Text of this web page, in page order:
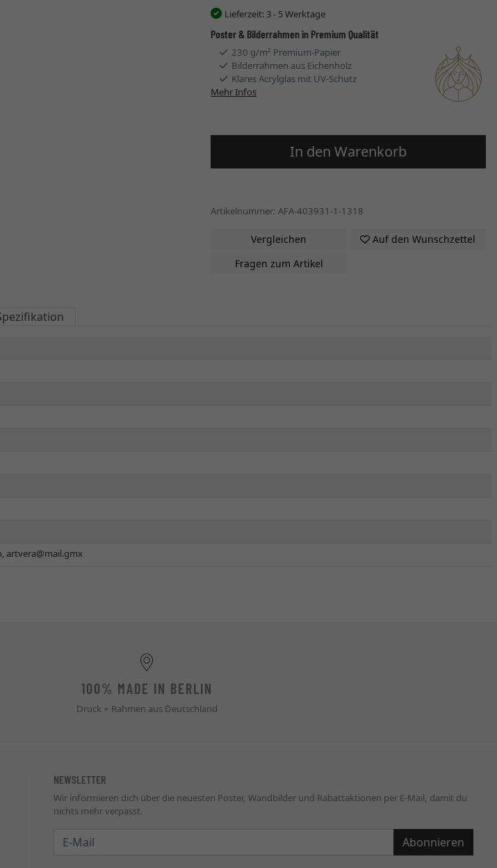
Lieferzeit: 3 - 5 Werktage
Poster & Bilderrahmen in Premium Qualität
230 g/m² Premium-Papier
Bilderrahmen aus Eichenholz
Klares Acrylglas mit UV-Schutz
Mehr Infos
In den Warenkorb
Artikelnummer: AFA-403931-1-1318
Vergleichen
Auf den Wunschzettel
Fragen zum Artikel
artvera@mail.gmx
100% MADE IN BERLIN
Druck + Rahmen aus Deutschland
NEWSLETTER
Wir informieren dich über die neuesten Poster, Wandbilder und Rabattaktionen per E-Mail, damit du
nichts mehr verpasst.
Abonnieren